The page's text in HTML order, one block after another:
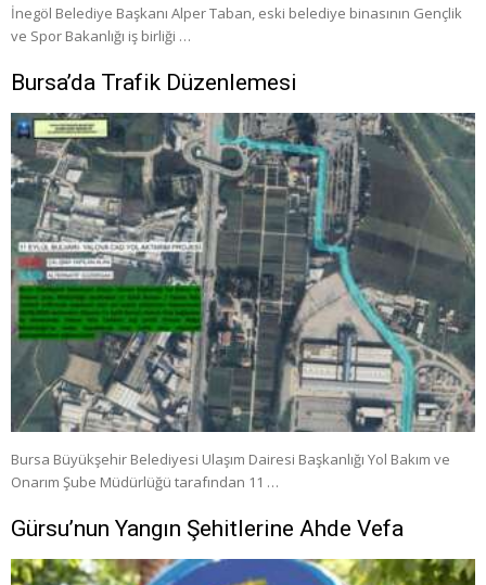
İnegöl Belediye Başkanı Alper Taban, eski belediye binasının Gençlik
ve Spor Bakanlığı iş birliği …
Bursa’da Trafik Düzenlemesi
Bursa Büyükşehir Belediyesi Ulaşım Dairesi Başkanlığı Yol Bakım ve
Onarım Şube Müdürlüğü tarafından 11 …
Gürsu’nun Yangın Şehitlerine Ahde Vefa